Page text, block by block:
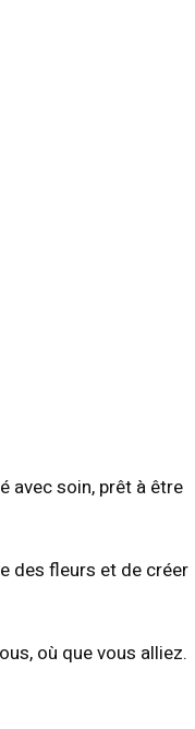
avec soin, prêt à être
des fleurs et de créer
où que vous alliez.